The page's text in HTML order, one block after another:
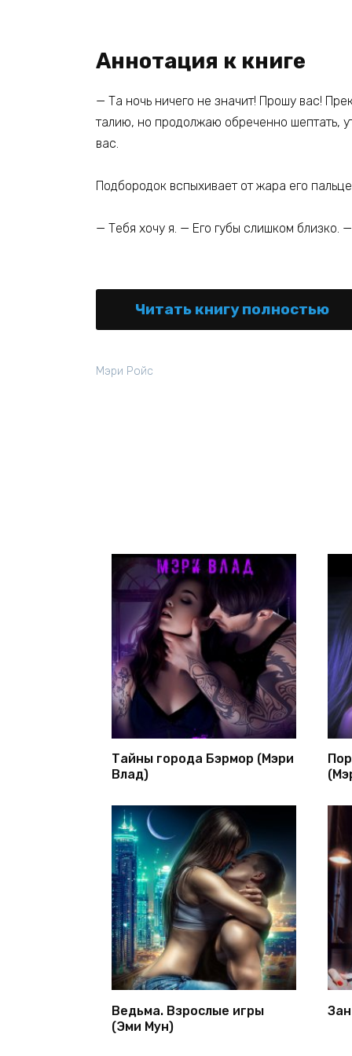
Аннотация к книге
— Та ночь ничего не значит! Прошу вас!
талию, но продолжаю обреченно шептать,
вас.
Подбородок вспыхивает от жара его
— Тебя хочу я. — Его губы слишком близко.
Читать книгу полностью
Мэри Ройс
Тайны города Бэрмор (Мэри
Влад)
Ведьма. Взрослые игры
(Эми Мун)